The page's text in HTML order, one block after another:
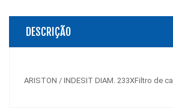
DESCRIÇÃO
ARISTON / INDESIT DIAM. 233XFiltro de